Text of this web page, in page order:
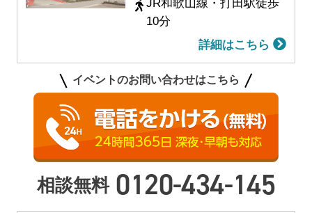
JR和歌山線・打田駅徒歩
10分
詳細はこちら
イベントのお問い合わせはこちら
相談無料 0120-434-145